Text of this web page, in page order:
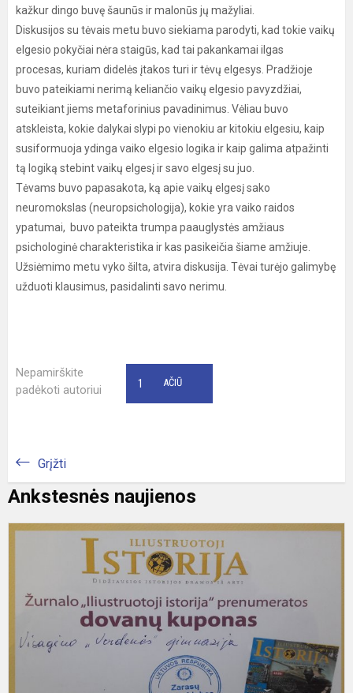
kažkur dingo buvę šaunūs ir malonūs jų mažyliai.
Diskusijos su tėvais metu buvo siekiama parodyti, kad tokie vaikų
elgesio pokyčiai nėra staigūs, kad tai pakankamai ilgas
procesas, kuriam didelės įtakos turi ir tėvų elgesys. Pradžioje
buvo pateikiami nerimą keliančio vaikų elgesio pavyzdžiai,
suteikiant jiems metaforinius pavadinimus. Vėliau buvo
atskleista, kokie dalykai slypi po vienokiu ar kitokiu elgesiu, kaip
susiformuoja ydinga vaiko elgesio logika ir kaip galima atpažinti
tą logiką stebint vaikų elgesį ir savo elgesį su juo.
Tėvams buvo papasakota, ką apie vaikų elgesį sako
neuromokslas (neuropsichologija), kokie yra vaiko raidos
ypatumai, buvo pateikta trumpa paauglystės amžiaus
psichologinė charakteristika ir kas pasikeičia šiame amžiuje.
Užsiėmimo metu vyko šilta, atvira diskusija. Tėvai turėjo galimybę
užduoti klausimus, pasidalinti savo nerimu.
Nepamirškite
padėkoti autoriui
AČIŪ
1
Grįžti
Ankstesnės naujienos